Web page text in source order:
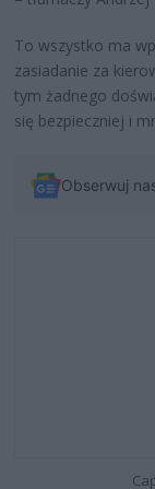
To wszystko ma
zasiadanie za
tym żadnego
się bezpieczniej i
Obserwuj